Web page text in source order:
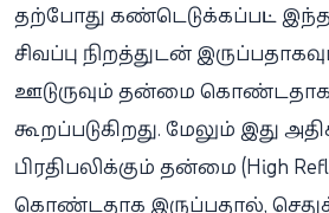
தற்போது கண்டெடுக்கப்பட்ட
சிவப்பு நிறத்துடன்
ஊடுருவும் தன்மை
கூறப்படுகிறது. மேலும் இது
பிரதிபலிக்கும் தன்மை (High
கொண்டதாக இருப்பதால்,